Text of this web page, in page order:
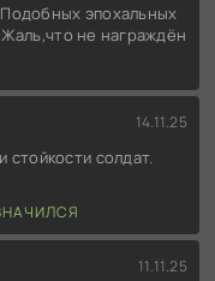
эпохальных
не награждён
14.11.25
солдат.
11.11.25